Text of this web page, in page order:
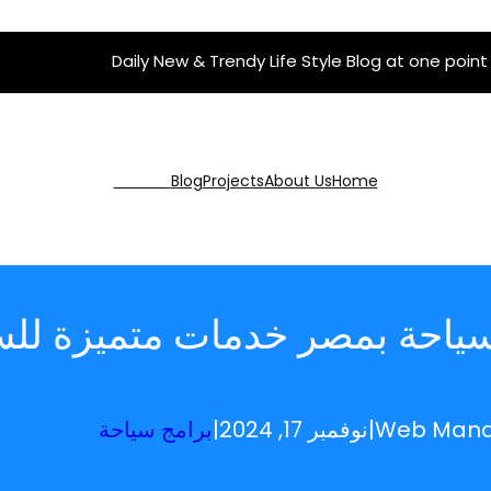
Daily New & Trendy Life Style Blog at one point
Home
About Us
Projects
Blog
بمصر خدمات متميزة
Web
|نوفمبر 17, 2024 |برامج سياحة